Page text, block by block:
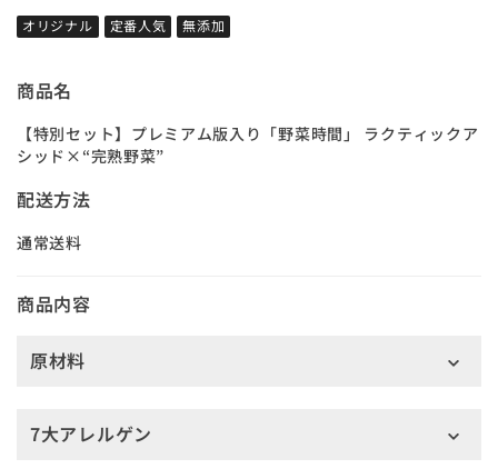
オリジナル 定番人気 無添加
商品名
【特別セット】プレミアム版入り「野菜時間」 ラクティックア
シッド×“完熟野菜”
配送方法
通常送料
商品内容
原材料
7大アレルゲン